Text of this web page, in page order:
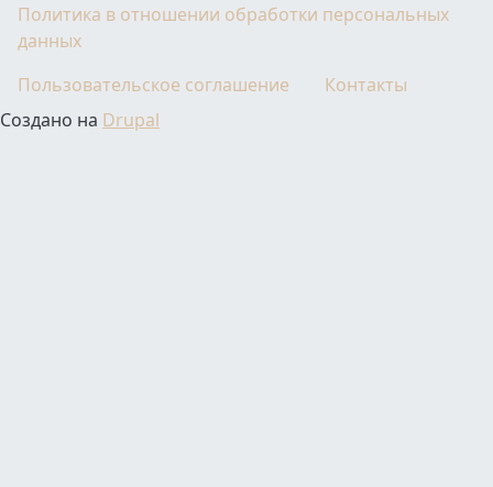
Политика в отношении обработки персональных
данных
Пользовательское соглашение
Контакты
Создано на Drupal